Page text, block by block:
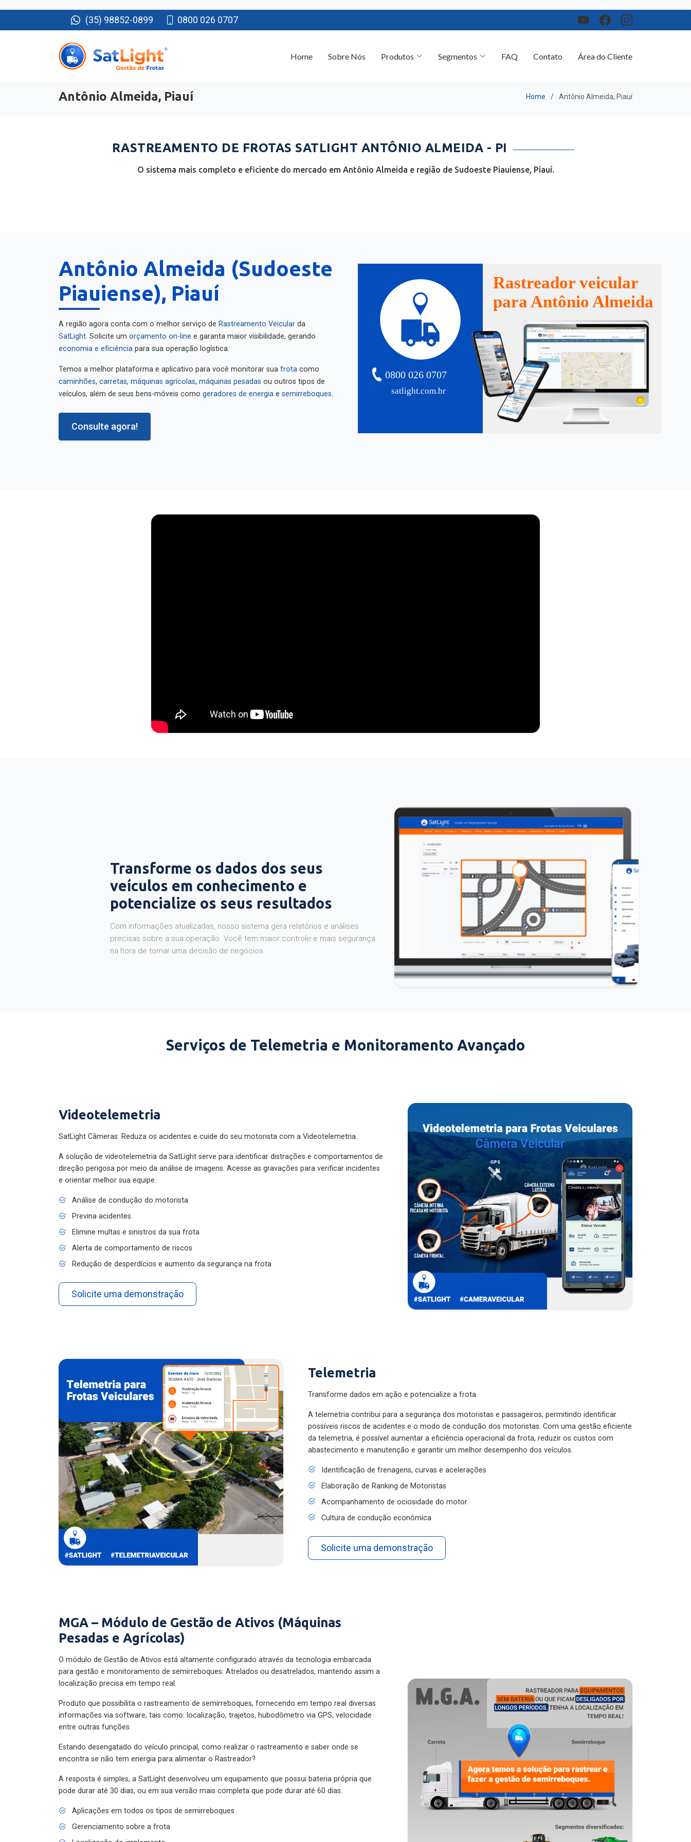
(35) 98852-0899 0800 026 0707
Antônio Almeida, Piauí
RASTREAMENTO DE FROTAS SATLIGHT ANTÔNIO ALMEIDA - PI
O sistema mais completo e eficiente do mercado em Antônio Almeida e região de Sudoeste Piauiense, Piauí.
Antônio Almeida (Sudoeste
Piauiense), Piauí
A região agora conta com o melhor serviço de Rastreamento Veicular
da
SatLight
. Solicite um orçamento on-line
e garanta maior visibilidade, gerando
economia e eficiência
para sua operação logística.
Temos a melhor plataforma e aplicativo para você monitorar sua frota
caminhões
máquinas agrícolas máquinas pesadas
ou outros tipos de
veículos, além de seus bens-móveis como
geradores de energia semirreboques
Consulte agora!
satlight.com.br
0800 026 0707
Rastreador veicular
para Antônio Almeida
Transforme os dados dos seus
veículos em conhecimento e
potencialize os seus resultados
Com informações atualizadas, nosso sistema gera relatórios e análises
precisas sobre a sua operação. Você tem maior controle e mais segurança
na hora de tomar uma decisão de negócios.
Serviços de Telemetria e Monitoramento Avançado
Videotelemetria
SatLight Câmeras: Reduza os acidentes e cuide do seu motorista com a Videotelemetria.
A solução de videotelemetria da SatLight serve para identificar distrações e comportamentos de
direção perigosa por meio da análise de imagens. Acesse as gravações para verificar incidentes
e orientar melhor sua equipe.
Análise de condução do motorista
Previna acidentes
Elimine multas e sinistros da sua frota
Alerta de comportamento de riscos
Redução de desperdícios e aumento da segurança na frota
Solicite uma demonstração
Telemetria
Transforme dados em ação e potencialize a frota.
A telemetria contribui para a segurança dos motoristas e passageiros, permitindo identificar
possíveis riscos de acidentes e o modo de condução dos motoristas. Com uma gestão eficiente
da telemetria, é possível aumentar a eficiência operacional da frota, reduzir os custos com
abastecimento e manutenção e garantir um melhor desempenho dos veículos.
Identificação de frenagens, curvas e acelerações
Elaboração de Ranking de Motoristas
Acompanhamento de ociosidade do motor
Cultura de condução econômica
Solicite uma demonstração
MGA – Módulo de Gestão de Ativos (Máquinas
Pesadas e Agrícolas)
O módulo de Gestão de Ativos está altamente configurado através da tecnologia embarcada
para gestão e monitoramento de semirreboques: Atrelados ou desatrelados, mantendo assim a
localização precisa em tempo real.
Produto que possibilita o rastreamento de semirreboques, fornecendo em tempo real diversas
informações via software, tais como: localização, trajetos, hubodômetro via GPS, velocidade
entre outras funções.
Estando desengatado do veículo principal, como realizar o rastreamento e saber onde se
encontra se não tem energia para alimentar o Rastreador?
A resposta é simples, a SatLight desenvolveu um equipamento que possui bateria própria que
pode durar até 30 dias, ou em sua versão mais completa que pode durar até 60 dias.
Aplicações em todos os tipos de semirreboques
Gerenciamento sobre a frota
Localização do implemento